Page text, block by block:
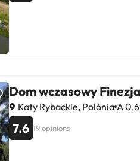
Dom wczasowy Finezja
Katy Rybackie, Polònia A
7.6 19 opinions